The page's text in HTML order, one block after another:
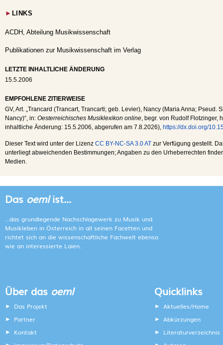
► LINKS
ACDH, Abteilung Musikwissenschaft
Publikationen zur Musikwissenschaft im Verlag
LETZTE INHALTLICHE ÄNDERUNG
15.5.2006
EMPFOHLENE ZITIERWEISE
GV, Art. „Trancard (Trancart, Trancarti; geb. Levier), Nancy (Maria Anna; Pseud.
Nancy)“, in: Oesterreichisches Musiklexikon online , begr. von Rudolf Flotzinger,
inhaltliche Änderung: 15.5.2006 , abgerufen am 7.8.2026), https://dx.doi.org/
Dieser Text wird unter der Lizenz CC BY-NC-SA 3.0 AT zur Verfügung gestellt.
unterliegt abweichenden Bestimmungen; Angaben zu den Urheberrechten
Medien.
Das oemlist...
...das grundlegende Nachschlagewerk zu Musik und
Musikleben in Österreich in all seinen Facetten und
richtet sich an die wissenschaftliche Fachwelt ebenso
wie an interessierte Laien.
Über das oeml
Das Projekt
Partner
Kontakt
Quicklinks
Aktuelles/Home
Abkürzungen
Literaturverzeichnis